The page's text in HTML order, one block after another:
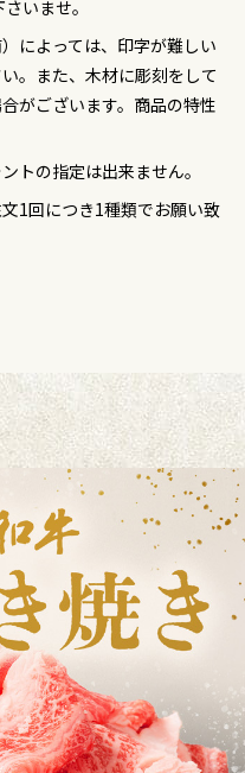
いませ。
によっては、印字が難しい
。また、木材に彫刻をして
がございます。商品の特性
トの指定は出来ません。
1回につき1種類でお願い致